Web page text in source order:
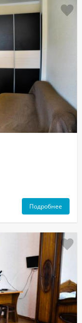
Подробнее